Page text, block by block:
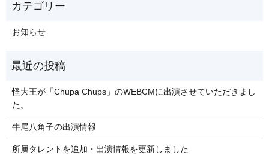
お知らせ
怪大王が「Chupa Chups」のWEBCMに出演させていただきまし
た。
牛尾八角子の出演情報
所属タレントを追加・出演情報を更新しました